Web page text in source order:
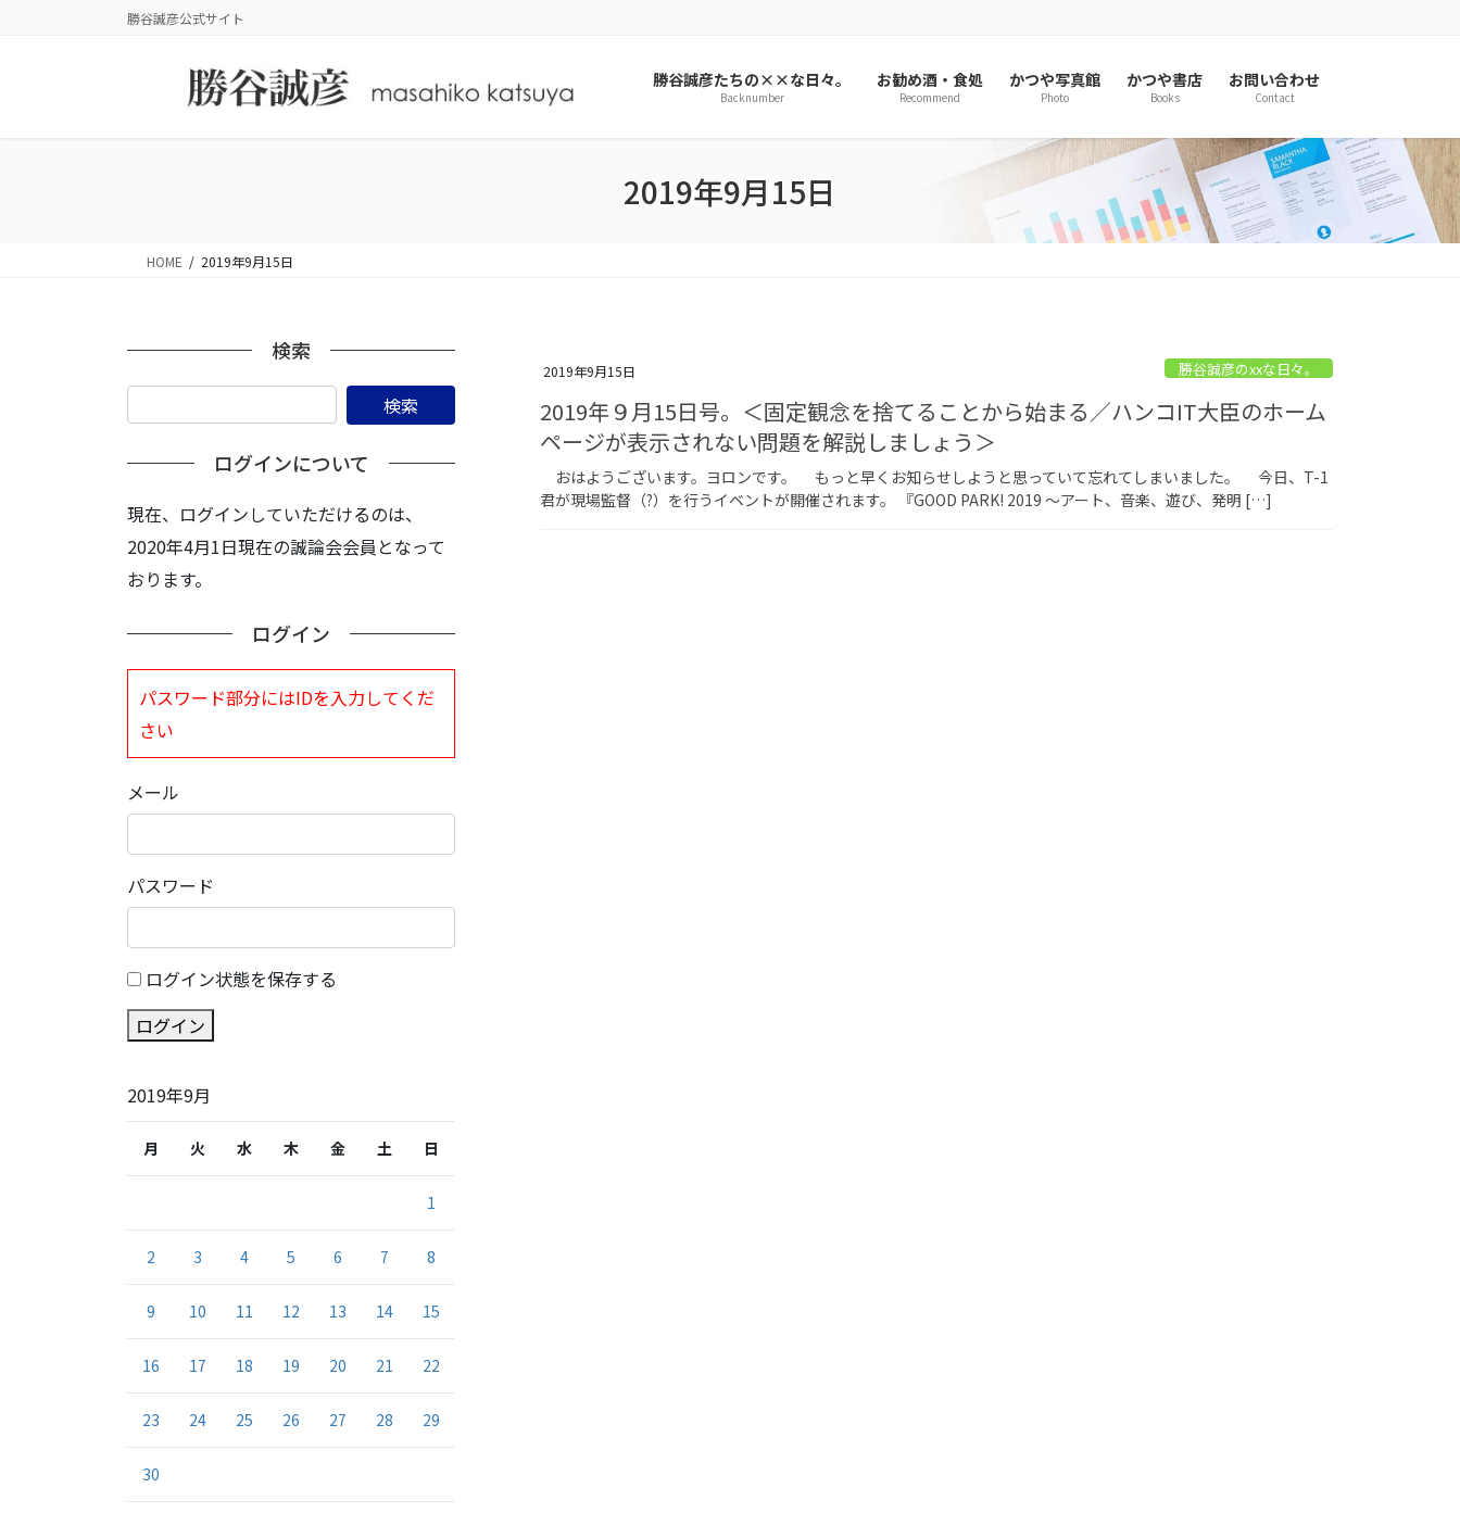
勝谷誠彦公式サイト
勝谷誠彦たちの××な日々。
Backnumber
お勧め酒・食処
Recommend
かつや写真館
Photo
かつや書店
Books
お問い合わせ
Contact
2019年9月15日
HOME 2019年9月15日
2019年9月15日 勝谷誠彦のxxな日々。
2019年９月15日号。＜固定観念を捨てることから始まる／ハンコIT大臣のホーム
ページが表示されない問題を解説しましょう＞
おはようございます。ヨロンです。 もっと早くお知らせしようと思っていて忘れてしまいました。 今日、T-1
君が現場監督（?）を行うイベントが開催されます。 『GOOD PARK! 2019 ～アート、音楽、遊び、発明 […]
検索
ログインについて
現在、ログインしていただけるのは、
2020年4月1日現在の誠論会会員となって
おります。
ログイン
パスワード部分にはIDを入力してくだ
さい
メール
パスワード
ログイン状態を保存する
ログイン
2019年9月
月 火 水 木 金 土 日
1
2 3 4 5 6 7 8
9 10 11 12 13 14 15
16 17 18 19 20 21 22
23 24 25 26 27 28 29
30